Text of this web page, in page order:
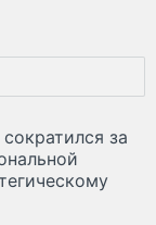
за